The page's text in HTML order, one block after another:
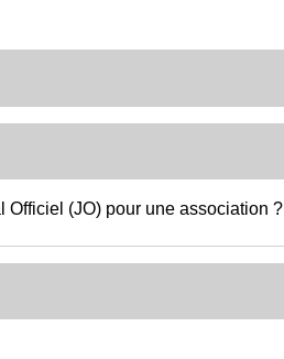
(JO) pour une association ?